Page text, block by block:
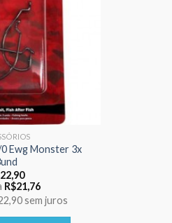
Ewg Monster 3x
22,90
R$21,76
sem juros